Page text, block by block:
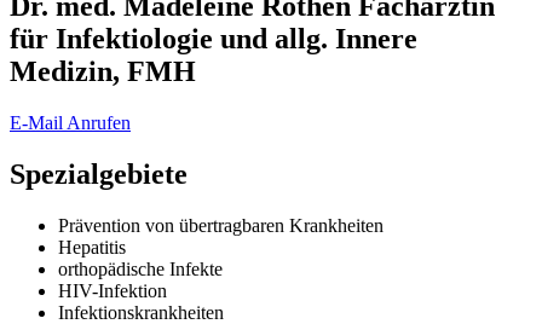
für Infektiologie und allg. Innere
Medizin, FMH
E-Mail Anrufen
Spezialgebiete
Prävention von übertragbaren Krankheiten
Hepatitis
orthopädische Infekte
HIV-Infektion
Infektionskrankheiten